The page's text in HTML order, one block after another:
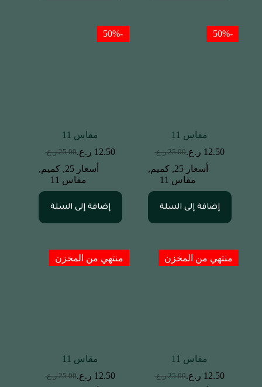
-50%
مقاس 11
25.00 ر.ع. 12.50 ر.ع.
أسعار 25
,كميم,
مقاس 11
إضافة إلى السلة
-50%
مقاس 11
25.00 ر.ع. 12.50 ر.ع.
أسعار 25
,كميم,
مقاس 11
إضافة إلى السلة
منتهي من المخزن
مقاس 11
25.00 ر.ع. 12.50 ر.ع.
منتهي من المخزن
مقاس 11
25.00 ر.ع. 12.50 ر.ع.